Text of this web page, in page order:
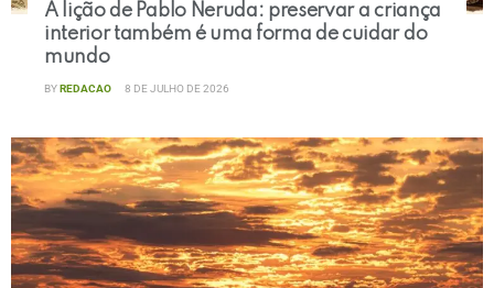
A lição de Pablo Neruda: preservar a criança
interior também é uma forma de cuidar do
mundo
BYREDACAO 8 DE JULHO DE 2026